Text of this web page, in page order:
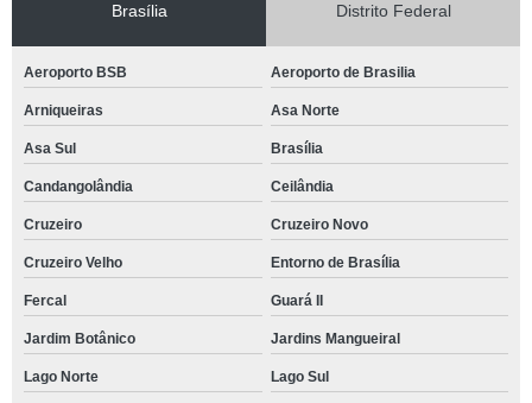
Brasília Distrito Federal
Aeroporto BSB Aeroporto de Brasilia
Arniqueiras Asa Norte
Asa Sul Brasília
Candangolândia Ceilândia
Cruzeiro Cruzeiro Novo
Cruzeiro Velho Entorno de Brasília
Fercal Guará II
Jardim Botânico Jardins Mangueiral
Lago Norte Lago Sul